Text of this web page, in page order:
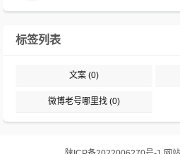
标签列表
文案 (0)
微博老号哪里找 (0)